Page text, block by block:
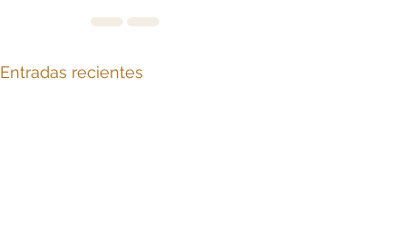
Entradas recientes